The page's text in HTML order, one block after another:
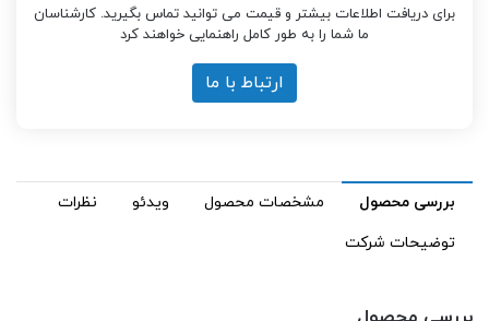
برای دریافت اطلاعات بیشتر و قیمت می توانید تماس بگیرید. کارشناسان
ما شما را به طور کامل راهنمایی خواهند کرد
ارتباط با ما
بررسی محصول مشخصات محصول ویدئو
نظرات
توضیحات شرکت